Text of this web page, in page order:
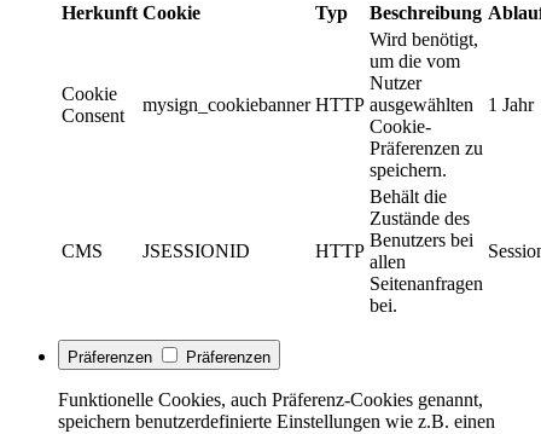
Herkunft Cookie Typ Beschreibung
Cookie
Consent
mysign_cookiebanner HTTP
Wird benötigt,
um die vom
Nutzer
ausgewählten
Cookie-
Präferenzen zu
speichern.
1 Jahr
CMS JSESSIONID HTTP
Behält die
Zustände des
Benutzers bei
allen
Seitenanfragen
bei.
Präferenzen Präferenzen
Funktionelle Cookies, auch Präferenz-Cookies genannt,
speichern benutzerdefinierte Einstellungen wie z.B. einen